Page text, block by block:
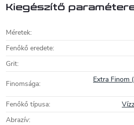
A kő mérete: 180 x 60 x 28 mm.
Kiegészítő
Méretek:
Fenőkő eredete:
Grit:
Finomsága: Extra Finom
Fenőkő típusa:
Abrazív: